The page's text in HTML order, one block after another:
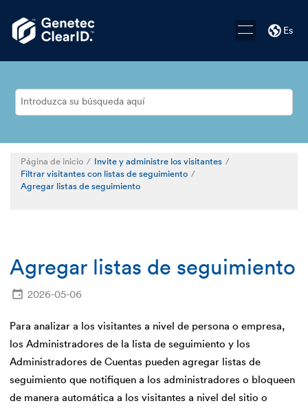
Es
Página de inicio
Invite y administre los visitantes
Filtrar visitantes con listas de seguimiento
Agregar listas de seguimiento
Agregar listas de seguimiento
2026-05-06
Para analizar a los visitantes a nivel de persona o empresa,
los Administradores de la lista de seguimiento y los
Administradores de Cuentas pueden agregar listas de
seguimiento que notifiquen a los administradores o bloqueen
de manera automática a los visitantes a nivel del sitio o